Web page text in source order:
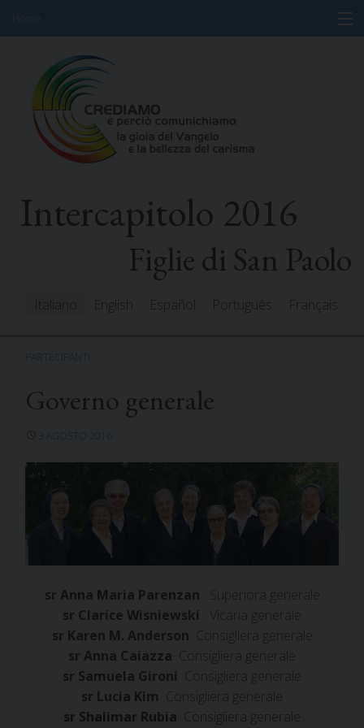
content
Informazioni
Programma
Partecipanti
Risorse
Intercapitolo 2016
Figlie di San Paolo
Italiano English Español Português Français
PARTECIPANTI
Governo generale
3 AGOSTO 2016
sr Anna Maria Parenzan Superiora generale
sr Clarice Wisniewski
Vicaria generale
sr Karen M. Anderson Consigliera generale
sr Anna Caiazza Consigliera generale
sr Samuela Gironi
Consigliera generale
sr Lucia Kim
Consigliera generale
sr Shalimar Rubia Consigliera generale